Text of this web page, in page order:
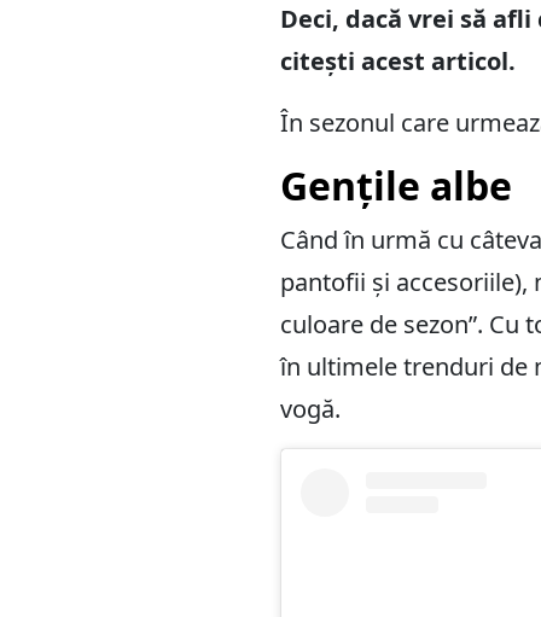
Deci, dacă vrei să
citești acest articol.
În sezonul care
Gențile albe
Când în urmă cu
pantofii și accesoriile),
culoare de sezon”. Cu
în ultimele trenduri de
vogă.